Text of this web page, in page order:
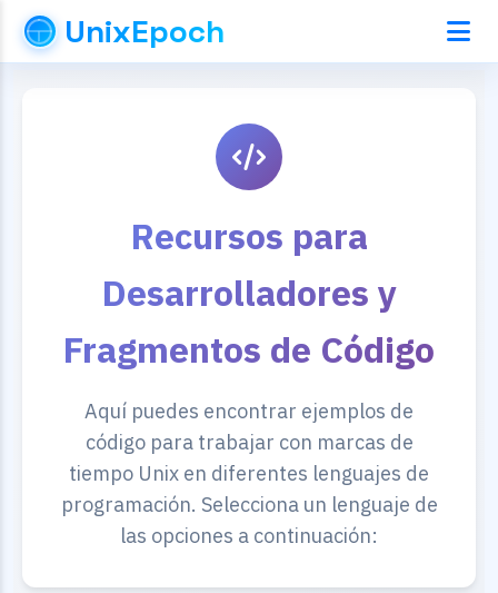
UnixEpoch
Recursos para
Desarrolladores y
Fragmentos de Código
Aquí puedes encontrar ejemplos de
código para trabajar con marcas de
tiempo Unix en diferentes lenguajes de
programación. Selecciona un lenguaje de
las opciones a continuación: